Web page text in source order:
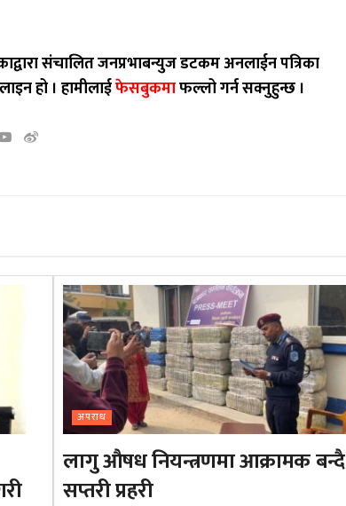
संचालित जनप्रभाबन्युज डटकम अनलाईन पत्रिका
हो ।हामीलाईफेसबुकमाफल्लो गर्न सक्नुहुन्छ ।
अपराध
लागु औषध नियन्त्रणमा आक्रामक बन्दै
सप्तरी प्रहरी